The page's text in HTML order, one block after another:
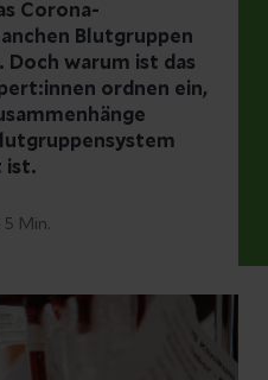
Corona-
Blutgruppen
Doch warum ist das
ordnen ein,
ist.
5 Min.